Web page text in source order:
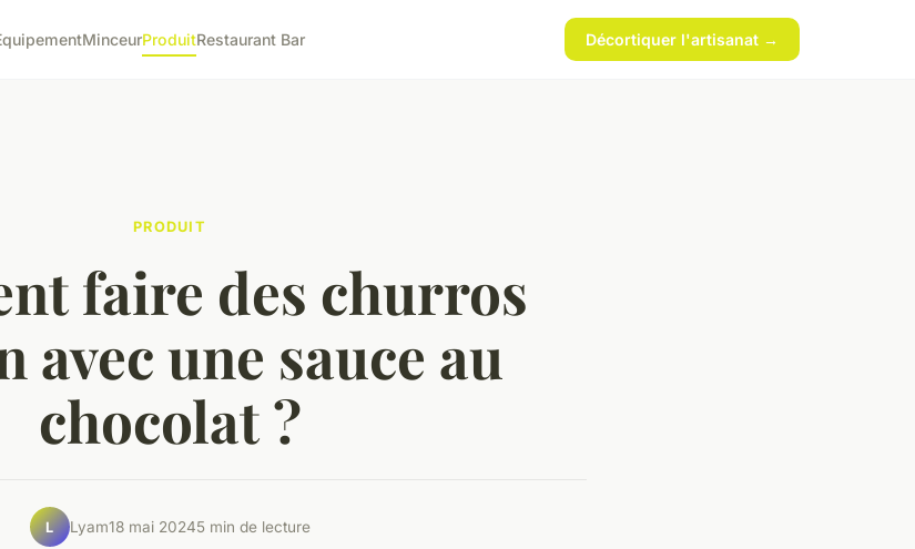
MinceurProduitRestaurant Bar Décortiquer l'artisanat →
PRODUIT
faire des churros
avec une sauce au
chocolat ?
L Lyam18 mai 20245 min de lecture